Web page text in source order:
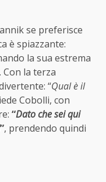
se preferisce
è spiazzante:
la sua estrema
la terza
“Qual è il
Cobolli, con
“Dato che sei qui
”, prendendo quindi